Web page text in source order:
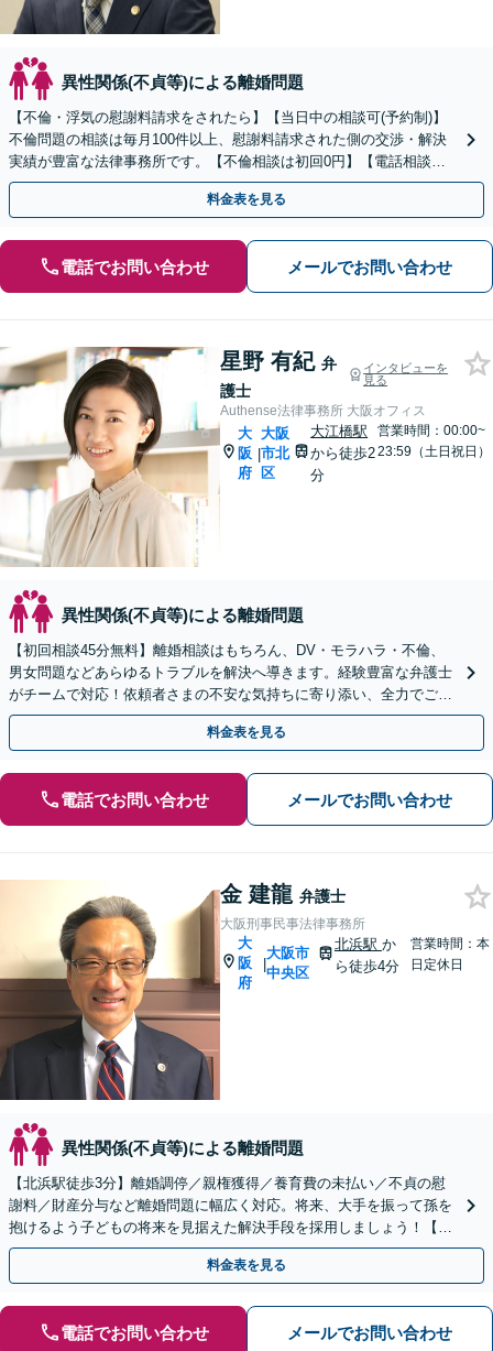
異性関係(不貞等)による離婚問題
【不倫・浮気の慰謝料請求をされたら】【当日中の相談可(予約制)】
不倫問題の相談は毎月100件以上、慰謝料請求された側の交渉・解決
実績が豊富な法律事務所です。【不倫相談は初回0円】【電話相談で
ご契約まで対応可/来所不要】
料金表を見る
電話でお問い合わせ メールでお問い合わせ
星野 有紀 弁
護士
インタビューを
見る
Authense法律事務所 大阪オフィス
大
阪
府
|
大阪
市北
区
大江橋駅
から徒歩2
分
営業時間：00:00~
23:59（土日祝日）
異性関係(不貞等)による離婚問題
【初回相談45分無料】離婚相談はもちろん、DV・モラハラ・不倫、
男女問題などあらゆるトラブルを解決へ導きます。経験豊富な弁護士
がチームで対応！依頼者さまの不安な気持ちに寄り添い、全力でご支
援します。【子連れ相談可／完全個室】
料金表を見る
電話でお問い合わせ メールでお問い合わせ
金 建龍 弁護士
大阪刑事民事法律事務所
大
阪
府
|
大阪市
中央区
北浜駅 か
ら徒歩4分
営業時間：本
日定休日
異性関係(不貞等)による離婚問題
【北浜駅徒歩3分】離婚調停／親権獲得／養育費の未払い／不貞の慰
謝料／財産分与など離婚問題に幅広く対応。将来、大手を振って孫を
抱けるよう子どもの将来を見据えた解決手段を採用しましょう！【初
回相談無料】
料金表を見る
電話でお問い合わせ メールでお問い合わせ